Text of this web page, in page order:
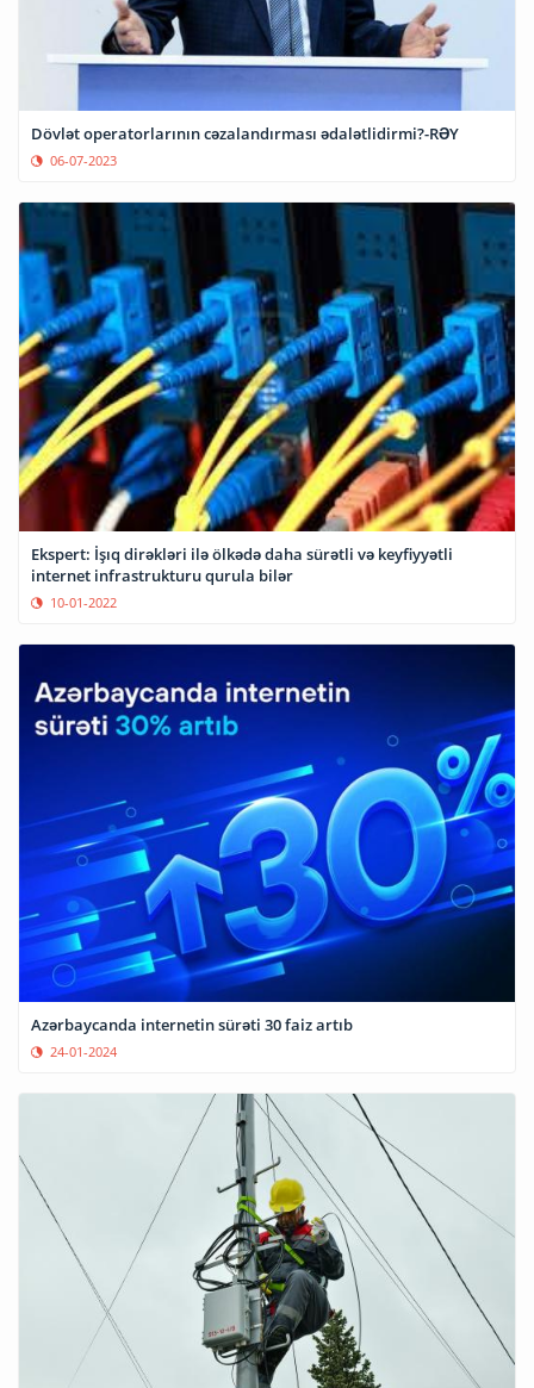
Dövlət operatorlarının cəzalandırması ədalətlidirmi?-RƏY
06-07-2023
Ekspert: İşıq dirəkləri ilə ölkədə daha sürətli və keyfiyyətli
internet infrastrukturu qurula bilər
10-01-2022
Azərbaycanda internetin sürəti 30 faiz artıb
24-01-2024